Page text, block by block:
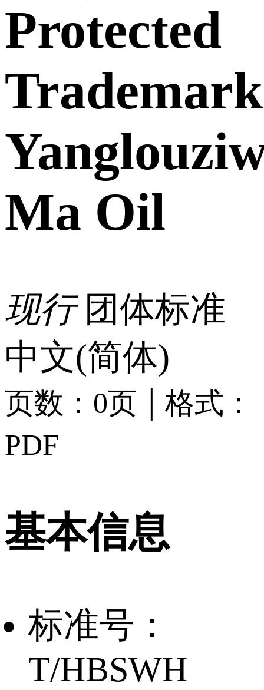
Protected
Ma Oil
现行 团体标准
中文(简体)
页数：0页 | 格式：
PDF
基本信息
标准号：
T/HBSWH